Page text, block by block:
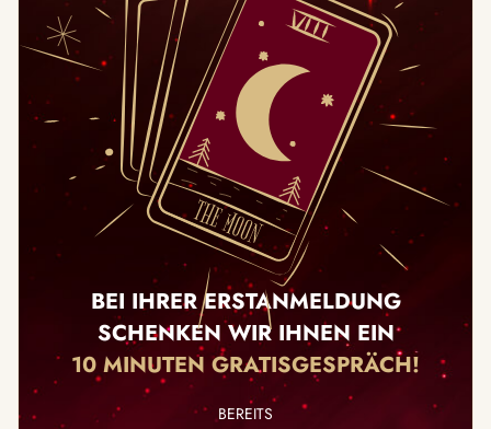
BEI IHRER ERSTANMELDUNG
SCHENKEN WIR IHNEN EIN
10 MINUTEN GRATISGESPRÄCH!